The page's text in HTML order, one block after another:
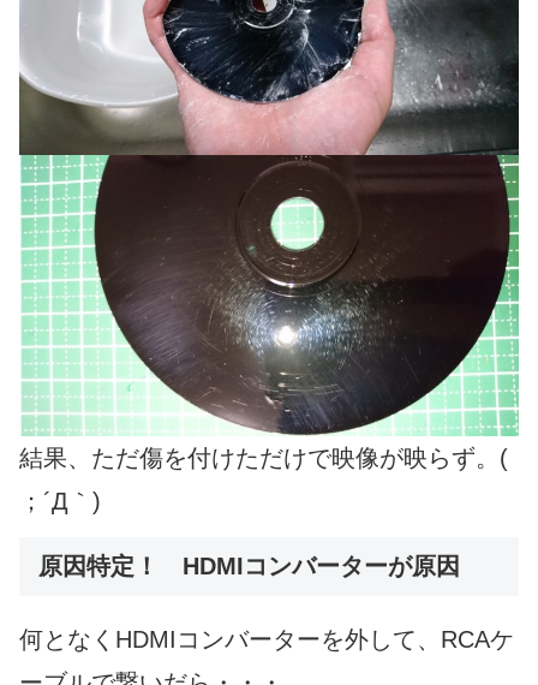
結果、ただ傷を付けただけで映像が映らず。(
；´Д｀)
原因特定！ HDMIコンバーターが原因
何となくHDMIコンバーターを外して、RCAケ